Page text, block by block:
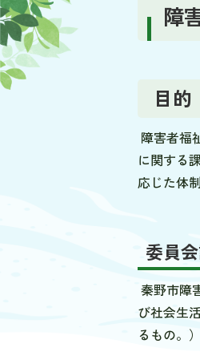
障
目的
障害者福
に関する
応じた体
委員
秦野市障
び社会生
るもの。）